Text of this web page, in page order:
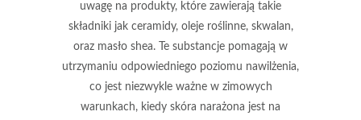
uwagę na produkty, które zawierają takie
składniki jak ceramidy, oleje roślinne, skwalan,
oraz masło shea. Te substancje pomagają w
utrzymaniu odpowiedniego poziomu nawilżenia,
co jest niezwykle ważne w zimowych
warunkach, kiedy skóra narażona jest na